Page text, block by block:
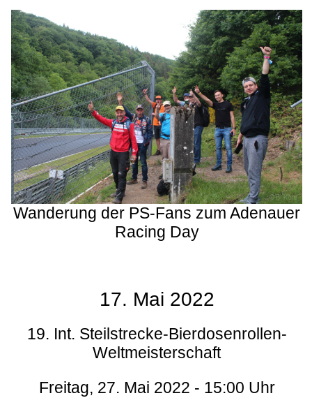
Wanderung der PS-Fans zum Adenauer
Racing Day
17. Mai 2022
19. Int. Steilstrecke-Bierdosenrollen-
Weltmeisterschaft
Freitag, 27. Mai 2022 - 15:00 Uhr